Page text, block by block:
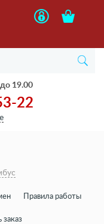
до 19.00
22
Правила работы
заказ